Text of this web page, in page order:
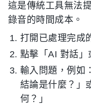
這是傳統工具無法
錄音的時間成本。
打開已處理完成
點擊「AI 對話」
輸入問題，例如
結論是什麼？」
何？」